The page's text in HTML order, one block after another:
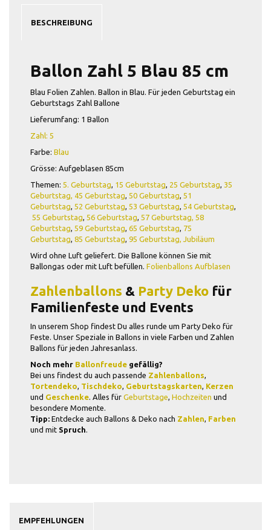
BESCHREIBUNG
Ballon Zahl 5 Blau 85 cm
Blau Folien Zahlen. Ballon in Blau. Für jeden Geburtstag ein
Geburtstags Zahl Ballone
Lieferumfang: 1 Ballon
Zahl: 5
Farbe: Blau
Grösse: Aufgeblasen 85cm
Themen: 5. Geburtstag, 15 Geburtstag, 25 Geburtstag, 35
Geburtstag, 45 Geburtstag, 50 Geburtstag, 51
Geburtstag, 52 Geburtstag, 53 Geburtstag, 54 Geburtstag,
55 Geburtstag, 56 Geburtstag, 57 Geburtstag, 58
Geburtstag, 59 Geburtstag, 65 Geburtstag, 75
Geburtstag, 85 Geburtstag, 95 Geburtstag, Jubiläum
Wird ohne Luft geliefert. Die Ballone können Sie mit
Ballongas oder mit Luft befüllen. Folienballons Aufblasen
Zahlenballons & Party Deko für
Familienfeste und Events
In unserem Shop findest Du alles runde um Party Deko für
Feste. Unser Speziale in Ballons in viele Farben und Zahlen
Ballons für jeden Jahresanlass.
Noch mehr Ballonfreude gefällig?
Bei uns findest du auch passende Zahlenballons,
Tortendeko, Tischdeko, Geburtstagskarten, Kerzen
und Geschenke. Alles für Geburtstage, Hochzeiten und
besondere Momente.
Tipp: Entdecke auch Ballons & Deko nach Zahlen, Farben
und mit Spruch.
EMPFEHLUNGEN